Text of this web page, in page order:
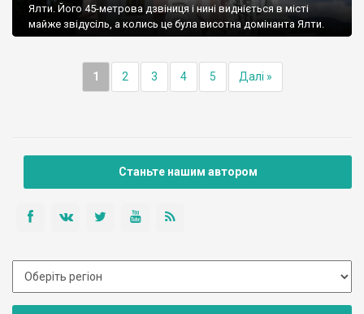
Ялти. Його 45-метрова дзвіниця і нині видніється в місті
майже звідусіль, а колись це була висотна домінанта Ялти.
1 2 3 4 5 Далі »
Станьте нашим автором